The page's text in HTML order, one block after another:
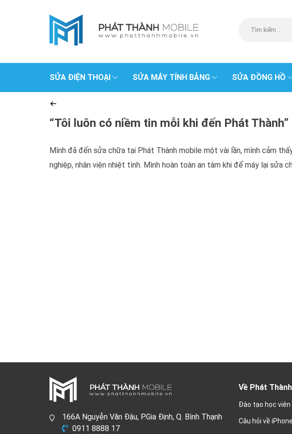
SỬA ĐIỆN THOẠI SỬA MÁY TÍNH BẢNG SỬA ĐỒNG HỒ
“Tôi luôn có niềm tin mỗi khi đến Phát Thành”
Mình đã đến sửa chữa tại Phát Thành mobile một vài lần, mình cảm
nghiệp, nhân viện nhiệt tình. Mình hoàn toàn an tâm khi để máy lại sửa
166A Nguyễn Văn Đậu, P.Gia Định, Q. Bình Thạnh
0911 8888 17
Về Phát
Đào tạo học viên
Câu hỏi về iPhone